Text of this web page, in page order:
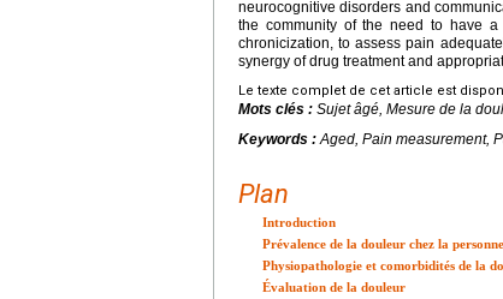
neurocognitive disorders and
the community of the need to have
chronicization, to assess pain
synergy of drug treatment and
Le texte complet de cet article est
Mots clés : Sujet âgé, Mesure de la
Keywords :Aged, Pain measurement,
Plan
Introduction
Prévalence de la douleur chez la
Physiopathologie et comorbidités de la
Évaluation de la douleur